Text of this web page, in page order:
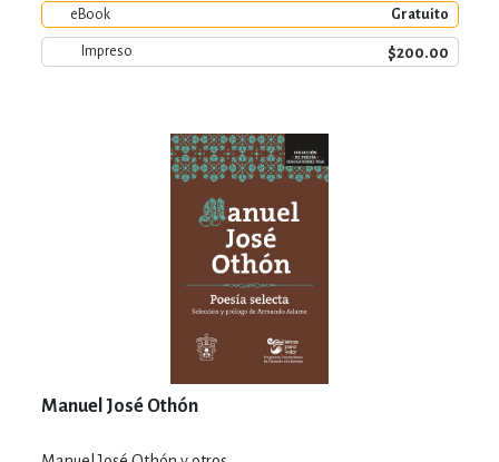
eBook Gratuito
Impreso $200.00
Manuel José Othón